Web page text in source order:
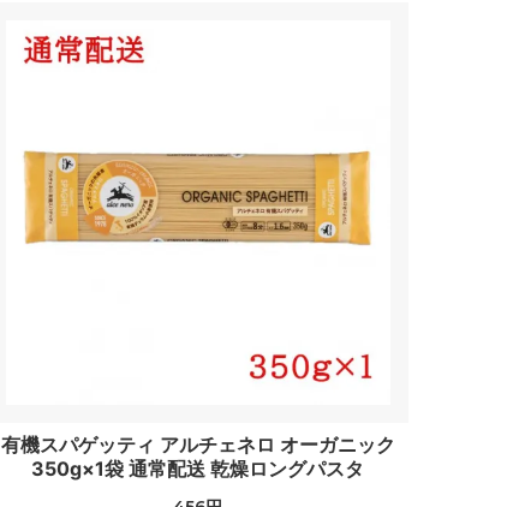
有機スパゲッティ アルチェネロ オーガニック
350g×1袋 通常配送 乾燥ロングパスタ